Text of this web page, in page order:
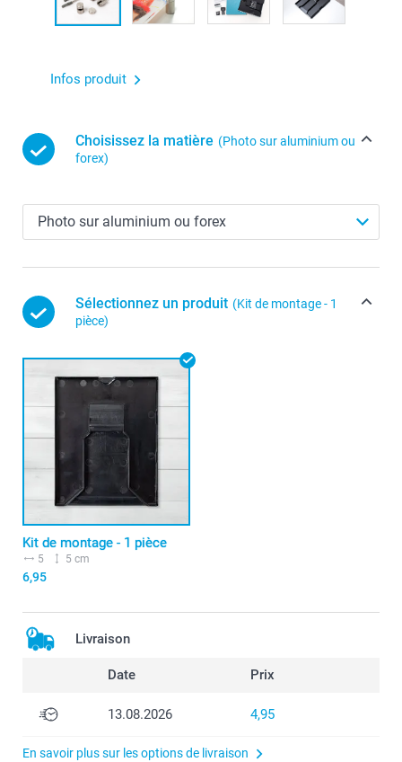
Infos produit
Choisissez la matière (Photo sur aluminium ou
forex)
Sélectionnez un produit (Kit de montage - 1
pièce)
Kit de montage - 1 pièce
5 5 cm
6,95
Livraison
Date Prix
13.08.2026 4,95
En savoir plus sur les options de livraison